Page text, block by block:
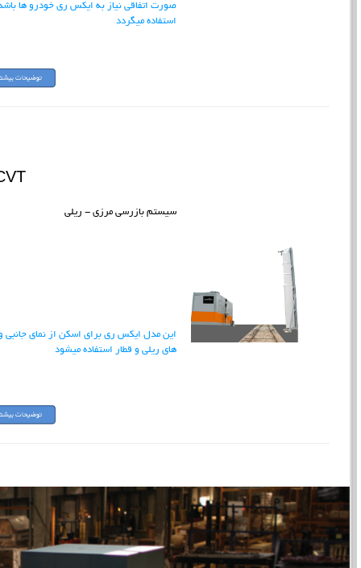
صورت اتفاقی نیاز به ایکس ری خودرو ها
استفاده میگردد
سیستم بازرسی مرزی - ریلی
این مدل ایکس ری برای اسکن از نمای جانبی
های ریلی و قطار استفاده میشود